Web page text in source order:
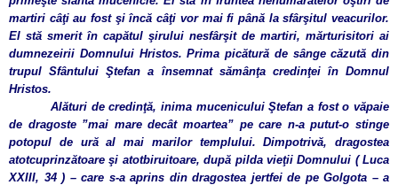
martiri câţi au fost şi încă câţi vor mai fi până la sfârşitul veacurilor.
El stă smerit în capătul şirului nesfârşit de martiri, mărturisitori ai
dumnezeirii Domnului Hristos. Prima picătură de sânge căzută din
trupul Sfântului Ştefan a însemnat sămânţa credinţei în Domnul
Hristos.
Alături de credinţă, inima mucenicului Ştefan a fost o văpaie
de dragoste ”mai mare decât moartea” pe care n-a putut-o stinge
potopul de ură al mai marilor templului. Dimpotrivă, dragostea
atotcuprinzătoare şi atotbiruitoare, după pilda vieţii Domnului ( Luca
XXIII, 34 ) – care s-a aprins din dragostea jertfei de pe Golgota – a